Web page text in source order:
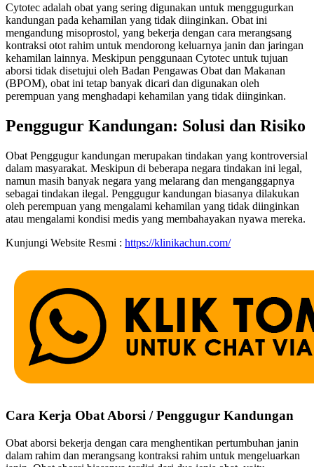
Cytotec adalah obat yang sering digunakan untuk menggugurkan
kandungan pada kehamilan yang tidak diinginkan. Obat ini
mengandung misoprostol, yang bekerja dengan cara merangsang
kontraksi otot rahim untuk mendorong keluarnya janin dan jaringan
kehamilan lainnya. Meskipun penggunaan Cytotec untuk tujuan
aborsi tidak disetujui oleh Badan Pengawas Obat dan Makanan
(BPOM), obat ini tetap banyak dicari dan digunakan oleh
perempuan yang menghadapi kehamilan yang tidak diinginkan.
Penggugur Kandungan: Solusi dan Risiko
Obat Penggugur kandungan merupakan tindakan yang kontroversial
dalam masyarakat. Meskipun di beberapa negara tindakan ini legal,
namun masih banyak negara yang melarang dan menganggapnya
sebagai tindakan ilegal. Penggugur kandungan biasanya dilakukan
oleh perempuan yang mengalami kehamilan yang tidak diinginkan
atau mengalami kondisi medis yang membahayakan nyawa mereka.
Kunjungi Website Resmi : https://klinikachun.com/
Cara Kerja Obat Aborsi / Penggugur Kandungan
Obat aborsi bekerja dengan cara menghentikan pertumbuhan janin
dalam rahim dan merangsang kontraksi rahim untuk mengeluarkan